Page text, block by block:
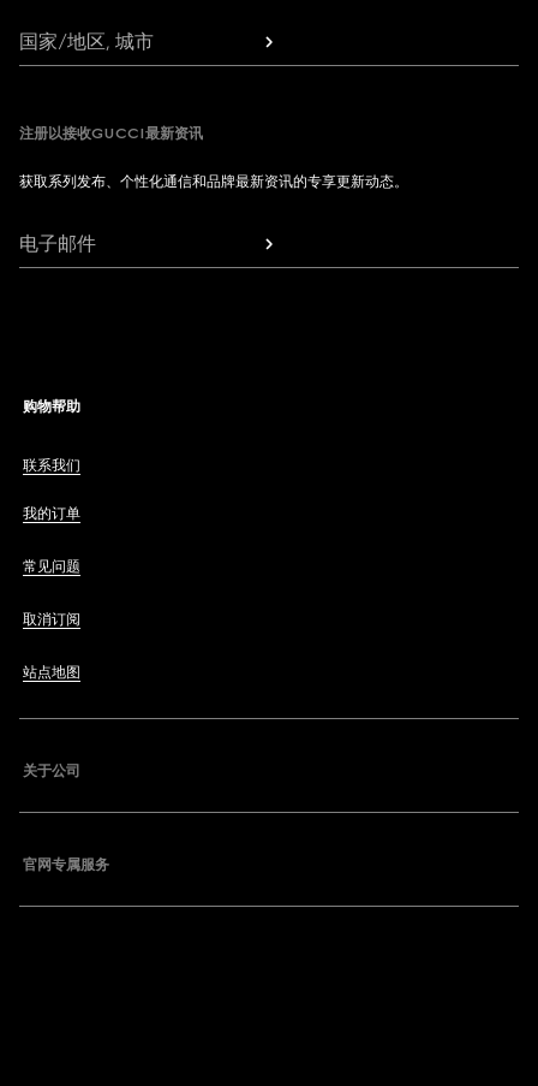
国家/地区, 城市
注册以接收GUCCI最新资讯
获取系列发布、个性化通信和品牌最新资讯的专享更新动态。
电子邮件
购物帮助
联系我们
我的订单
常见问题
取消订阅
站点地图
关于公司
官网专属服务